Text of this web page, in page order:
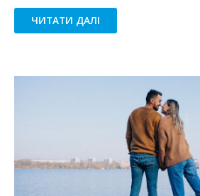
ЧИТАТИ ДАЛІ